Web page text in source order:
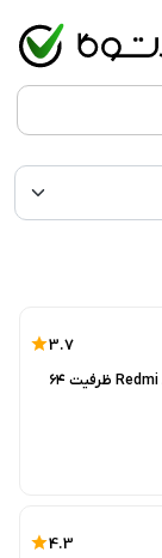
3.7
گوشی موبایل شیائومی مدل Redmi A3x 4G ظرفیت ۶۴
4.3